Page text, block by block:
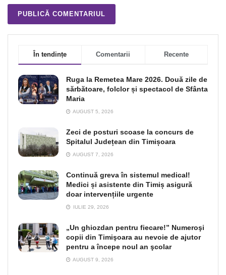
În tendințe Comentarii Recente
Ruga la Remetea Mare 2026. Două zile de
sărbătoare, folclor și spectacol de Sfânta
Maria
AUGUST 5, 2026
Zeci de posturi scoase la concurs de
Spitalul Județean din Timișoara
AUGUST 7, 2026
Continuă greva în sistemul medical!
Medici și asistente din Timiș asigură
doar intervențiile urgente
IULIE 29, 2026
„Un ghiozdan pentru fiecare!” Numeroşi
copii din Timişoara au nevoie de ajutor
pentru a începe noul an şcolar
AUGUST 9, 2026